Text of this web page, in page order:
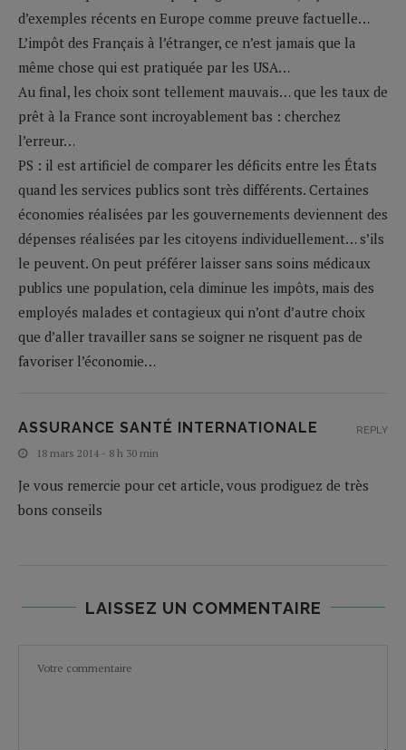
d’exemples récents en Europe comme preuve factuelle…
L’impôt des Français à l’étranger, ce n’est jamais que la
même chose qui est pratiquée par les USA…
Au final, les choix sont tellement mauvais… que les taux de
prêt à la France sont incroyablement bas : cherchez
l’erreur…
PS : il est artificiel de comparer les déficits entre les États
quand les services publics sont très différents. Certaines
économies réalisées par les gouvernements deviennent des
dépenses réalisées par les citoyens individuellement… s’ils
le peuvent. On peut préférer laisser sans soins médicaux
publics une population, cela diminue les impôts, mais des
employés malades et contagieux qui n’ont d’autre choix
que d’aller travailler sans se soigner ne risquent pas de
favoriser l’économie…
ASSURANCE SANTÉ INTERNATIONALE
18 mars 2014 - 8 h 30 min
Je vous remercie pour cet article, vous prodiguez de très
bons conseils
REPLY
LAISSEZ UN COMMENTAIRE